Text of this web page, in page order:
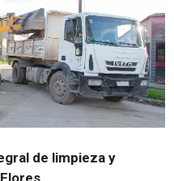
de limpieza y